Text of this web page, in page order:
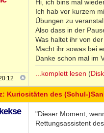
Hi, ich bins mal
Ich hab vor kurzem
Übungen zu
Also dass in der
Was haltet ihr von
Macht ihr sowas bei
Danke schon mal im
...komplett lesen (
Kuriositäten des (Schul-
"Dieser Moment,
Rettungsassistent